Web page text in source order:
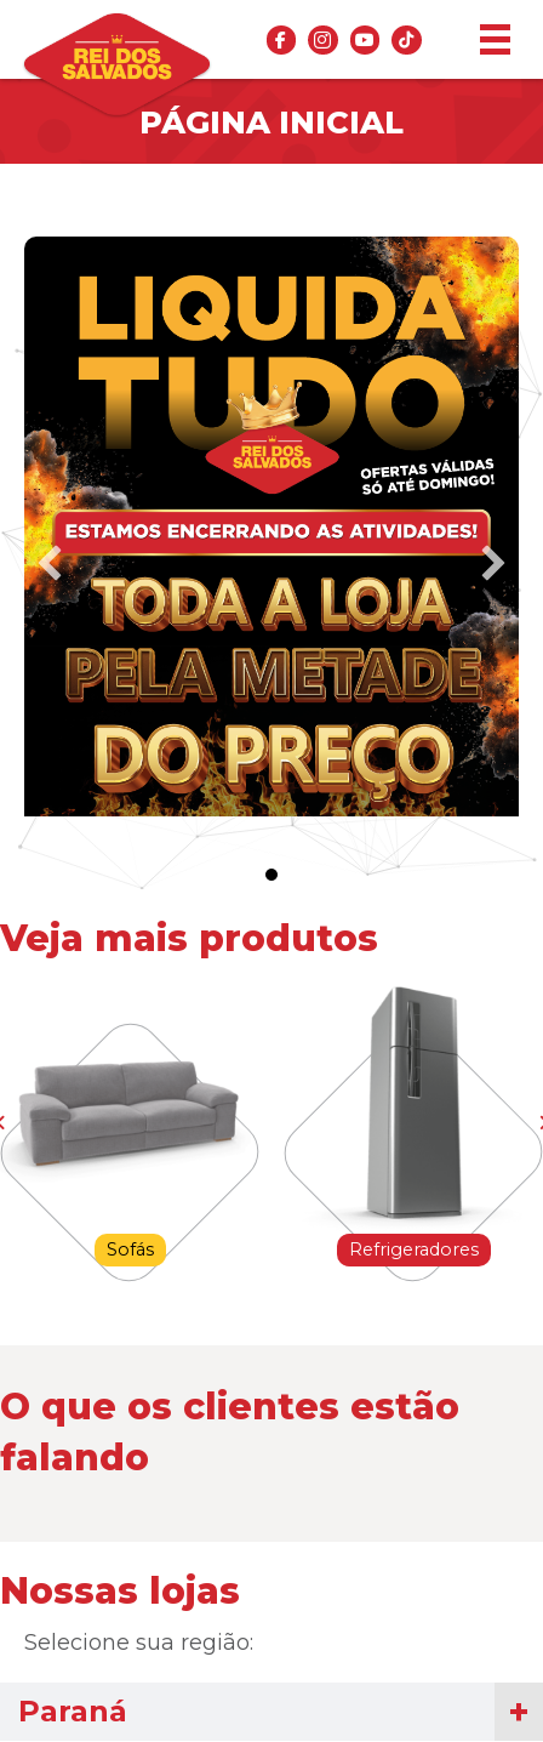
PÁGINA INICIAL
Veja mais produtos
Sofás Refrigeradores
O que os clientes estão
falando
Nossas lojas
Selecione sua região:
Paraná